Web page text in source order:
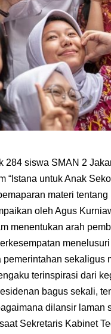
284 siswa SMAN 2
“Istana untuk Anak
materi
oleh Agus
menentukan arah
pemerintahan sekaligus
terinspirasi dari
bagus sekali,
dilansir laman
Sekretaris Kabinet